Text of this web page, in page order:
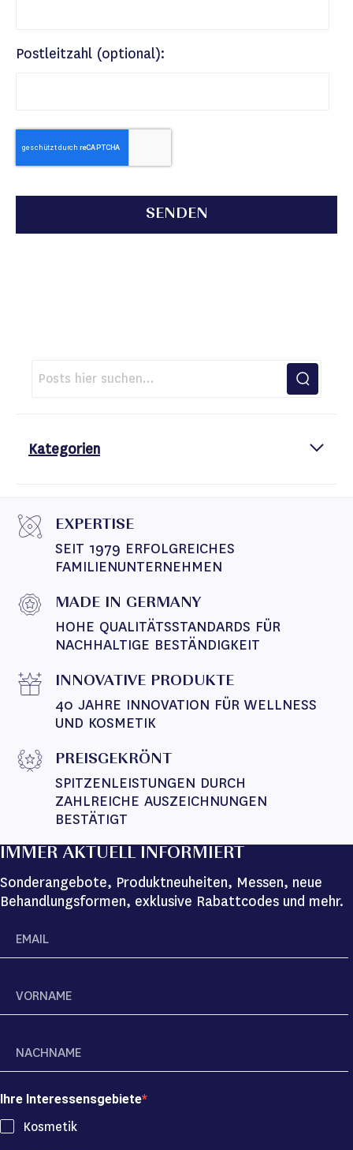
Postleitzahl (optional):
SENDEN
Kategorien
EXPERTISE
SEIT 1979 ERFOLGREICHES
FAMILIENUNTERNEHMEN
MADE IN GERMANY
HOHE QUALITÄTSSTANDARDS FÜR
NACHHALTIGE BESTÄNDIGKEIT
INNOVATIVE PRODUKTE
40 JAHRE INNOVATION FÜR WELLNESS
UND KOSMETIK
PREISGEKRÖNT
SPITZENLEISTUNGEN DURCH
ZAHLREICHE AUSZEICHNUNGEN
BESTÄTIGT
IMMER AKTUELL INFORMIERT
Sonderangebote, Produktneuheiten, Messen, neue
Behandlungsformen, exklusive Rabattcodes und mehr.
Ihre Interessensgebiete
Kosmetik